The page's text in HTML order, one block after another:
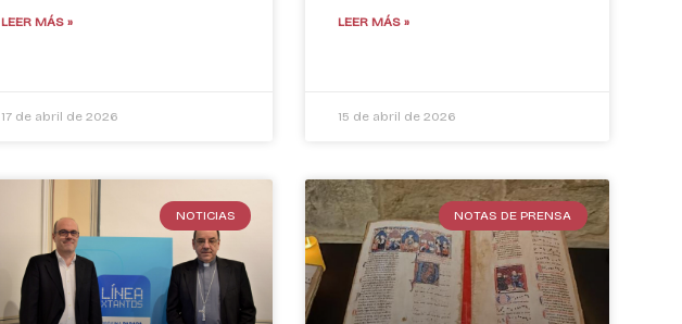
LEER MÁS »
17 de abril de 2026
LEER MÁS »
15 de abril de 2026
NOTICIAS NOTAS DE PRENSA